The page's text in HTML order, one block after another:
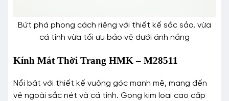
Bứt phá phong cách riêng với thiết kế sắc sảo, vừa
cá tính vừa tối ưu bảo vệ dưới ánh nắng
Kính Mát Thời Trang HMK – M28511
Nổi bật với thiết kế vuông góc mạnh mẽ, mang đến
vẻ ngoài sắc nét và cá tính. Gọng kim loại cao cấp